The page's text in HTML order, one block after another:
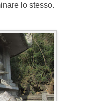
lo stesso.